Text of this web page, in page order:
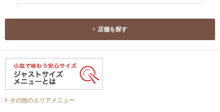
店舗を探す
その他のエリアメニュー